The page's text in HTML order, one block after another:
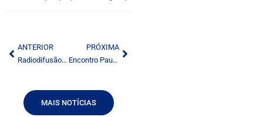
ANTERIOR
Radiodifusão – Imposto por locação
PRÓXIMA
Encontro Paulista da Radiodifusão
MAIS NOTÍCIAS